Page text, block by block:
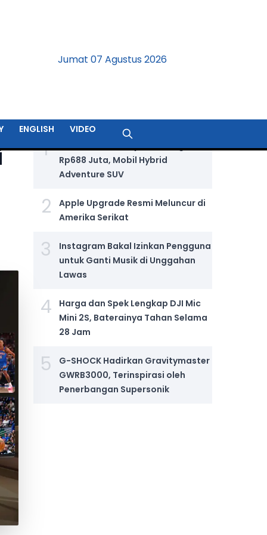
Jumat 07 Agustus 2026
ENGLISH VIDEO
1
Jetour T2 i-DM Dijual Seharga
Rp688 Juta, Mobil Hybrid
Adventure SUV
2
Apple Upgrade Resmi Meluncur di
Amerika Serikat
3
Instagram Bakal Izinkan Pengguna
untuk Ganti Musik di Unggahan
Lawas
4
Harga dan Spek Lengkap DJI Mic
Mini 2S, Baterainya Tahan Selama
28 Jam
5
G-SHOCK Hadirkan Gravitymaster
GWRB3000, Terinspirasi oleh
Penerbangan Supersonik